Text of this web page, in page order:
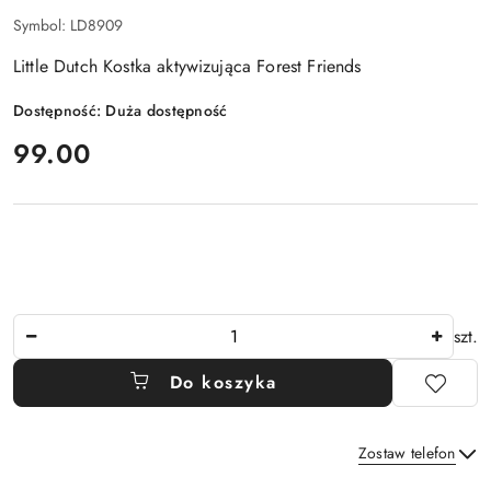
Symbol: LD8909
Little Dutch Kostka aktywizująca Forest Friends
Dostępność: Duża dostępność
cena:
99.00
szt.
Do koszyka
Zostaw telefon